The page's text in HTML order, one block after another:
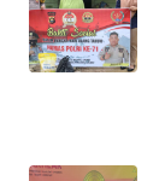
WN
DANAU
TOBA
NIAS